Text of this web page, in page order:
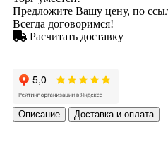
Предложите Вашу цену, по
Всегда договоримся!
Расчитать доставку
Описание Доставка и оплата